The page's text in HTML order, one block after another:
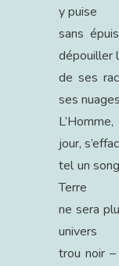
y puise
sans
dépouiller
de ses
ses
jour,
tel un
Terre
ne sera
univers
trou noir